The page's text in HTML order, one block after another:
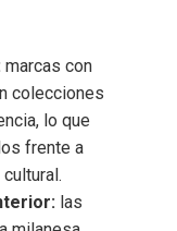
marcas con
colecciones
lo que
frente a
las